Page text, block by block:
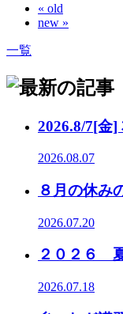
« old
new »
一覧
2026.8/7[金
2026.08.07
８月の休み
2026.07.20
２０２６
2026.07.18